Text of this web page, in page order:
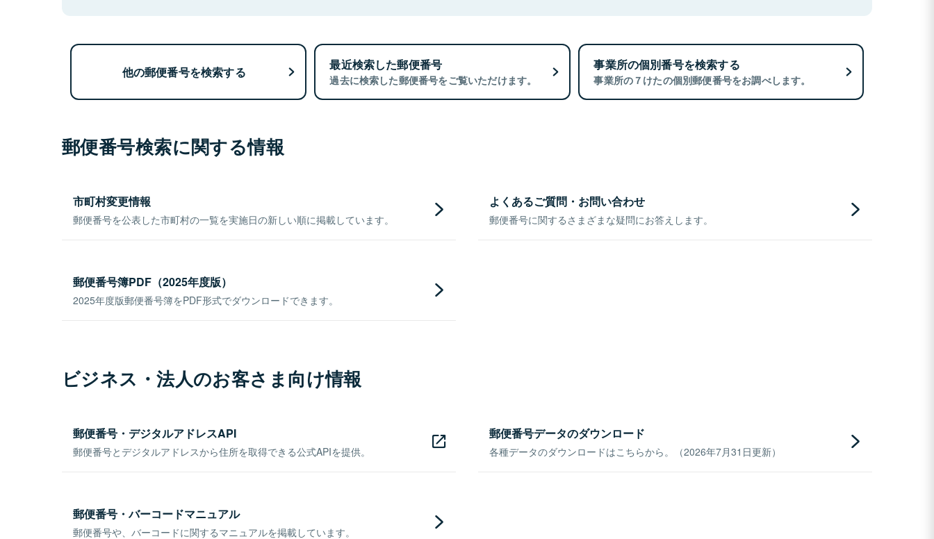
他の郵便番号を検索する 最近検索した郵便番号
過去に検索した郵便番号をご覧いただけます。
事業所の個別番号を検索する
事業所の７けたの個別郵便番号をお調べします。
郵便番号検索に関する情報
市町村変更情報
郵便番号を公表した市町村の一覧を実施日の新しい順に掲載しています。
よくあるご質問・お問い合わせ
郵便番号に関するさまざまな疑問にお答えします。
郵便番号簿PDF（2025年度版）
2025年度版郵便番号簿をPDF形式でダウンロードできます。
ビジネス・法人のお客さま向け情報
郵便番号・デジタルアドレスAPI
郵便番号とデジタルアドレスから住所を取得できる公式APIを提供。
郵便番号データのダウンロード
各種データのダウンロードはこちらから。（2026年7月31日更新）
郵便番号・バーコードマニュアル
郵便番号や、バーコードに関するマニュアルを掲載しています。